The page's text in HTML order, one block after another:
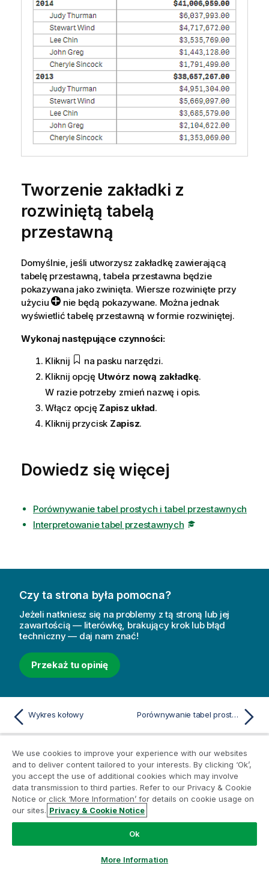
Tworzenie zakładki z
rozwiniętą tabelą
przestawną
Domyślnie, jeśli utworzysz zakładkę zawierającą
tabelę przestawną, tabela przestawna będzie
pokazywana jako zwinięta. Wiersze rozwinięte przy
użyciu
nie będą pokazywane. Można jednak
wyświetlić tabelę przestawną w formie rozwiniętej.
Wykonaj następujące czynności:
Kliknij
na pasku narzędzi.
Kliknij opcję Utwórz nową zakładkę.
W razie potrzeby zmień nazwę i opis.
Włącz opcję Zapisz układ.
Kliknij przycisk Zapisz.
Dowiedz się więcej
Porównywanie tabel prostych i tabel przestawnych
Interpretowanie tabel przestawnych
Czy ta strona była pomocna?
Jeżeli natkniesz się na problemy z tą stroną lub jej
zawartością — literówkę, brakujący krok lub błąd
techniczny — daj nam znać!
Przekaż tu opinię
Wykres kołowy Porównywanie tabel prostych i tabel przestawnych
Zasoby Pomocy
Filmy pomocy dla Qlik
Qlik Developer
We use cookies to improve your experience with our websites
and to deliver content tailored to your interests. By clicking ‘Ok’,
you accept the use of additional cookies which may involve
data transmission to third parties. Refer to our Privacy & Cookie
Notice or click ‘More Information’ for details on cookie usage on
our sites. Privacy & Cookie Notice
Ok
More Information